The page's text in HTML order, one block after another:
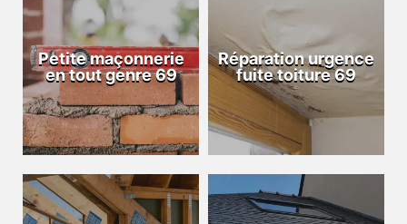
Petite maçonnerie
en tout genre 69
Réparation urgence
fuite toiture 69